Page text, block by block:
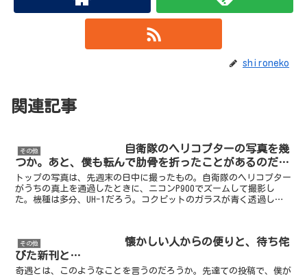
shironeko
関連記事
その他
自衛隊のヘリコプターの写真を幾
つか。あと、僕も転んで肋骨を折ったことがあるのだ…
トップの写真は、先週末の日中に撮ったもの。自衛隊のヘリコプター
がうちの真上を通過したときに、ニコンP900でズームして撮影し
た。機種は多分、UH-1だろう。コクピットのガラスが青く透過して
その他
懐かしい人からの便りと、待ち侘
びた新刊と…
奇遇とは、このようなことを言うのだろうか。先達ての投稿で、僕が